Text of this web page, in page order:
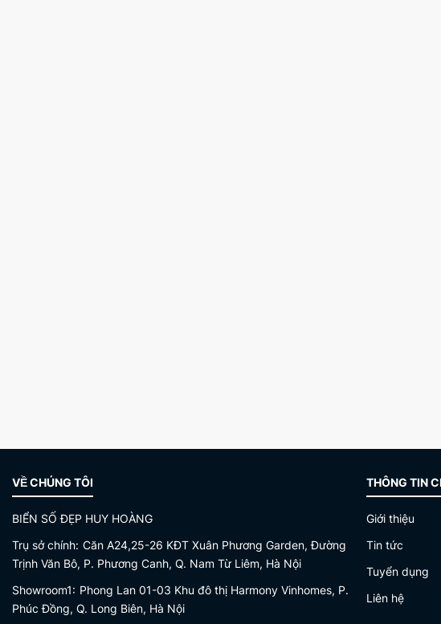
VỀ CHÚNG TÔI
BIỂN SỐ ĐẸP HUY HOÀNG
Trụ sở chính: Căn A24,25-26 KĐT Xuân Phương Garden, Đường
Trịnh Văn Bô, P. Phương Canh, Q. Nam Từ Liêm, Hà Nội
Showroom1: Phong Lan 01-03 Khu đô thị Harmony Vinhomes, P.
Phúc Đồng, Q. Long Biên, Hà Nội
THÔNG TIN
Giới thiệu
Tin tức
Tuyển dụng
Liên hệ